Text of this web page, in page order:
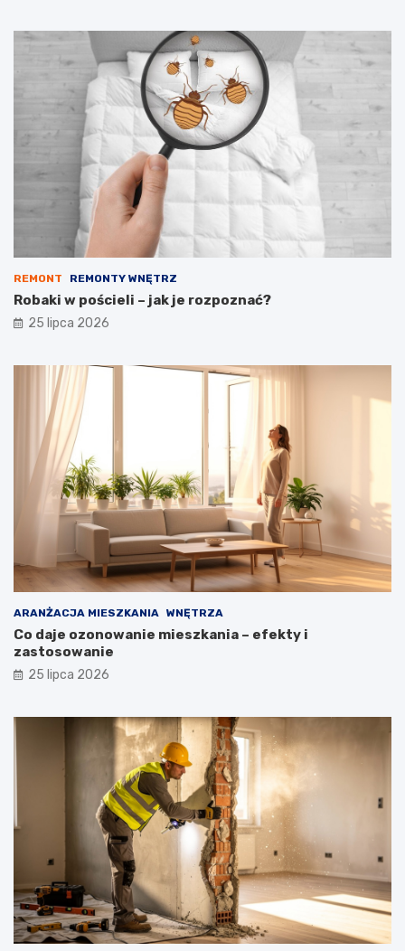
REMONT REMONTY WNĘTRZ
Robaki w pościeli – jak je rozpoznać?
25 lipca 2026
ARANŻACJA MIESZKANIA WNĘTRZA
Co daje ozonowanie mieszkania – efekty i
zastosowanie
25 lipca 2026